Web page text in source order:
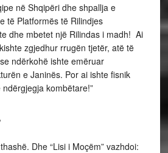
në Shqipëri dhe shpallja e
të Platformës të Rilindjes
dhe mbetet një Rilindas i madh! Ai
zgjedhur rrugën tjetër, atë të
ndërkohë ishte emëruar
e Janinës. Por ai ishte fisnik
kombëtare!”
Dhe “Lisi i Moçëm” vazhdoi: